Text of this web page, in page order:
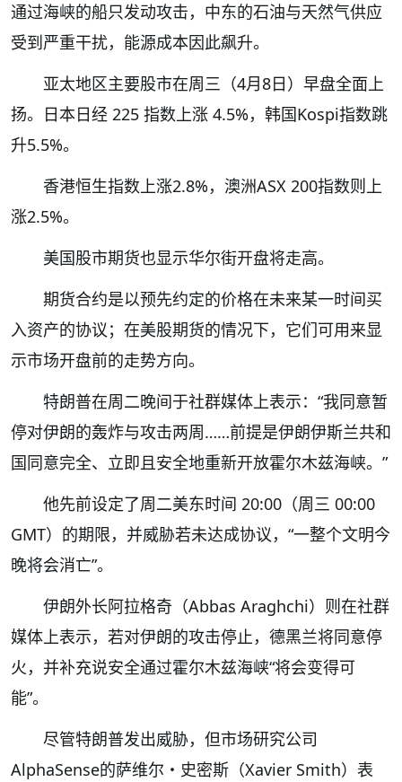
通过海峡的船只发动攻击，中东的石油与天然气供应
受到严重干扰，能源成本因此飙升。
亚太地区主要股市在周三（4月8日）早盘全面上
扬。日本日经 225 指数上涨 4.5%，韩国Kospi指数跳
升5.5%。
香港恒生指数上涨2.8%，澳洲ASX 200指数则上
涨2.5%。
美国股市期货也显示华尔街开盘将走高。
期货合约是以预先约定的价格在未来某一时间买
入资产的协议；在美股期货的情况下，它们可用来显
示市场开盘前的走势方向。
特朗普在周二晚间于社群媒体上表示：“我同意暂
停对伊朗的轰炸与攻击两周……前提是伊朗伊斯兰共和
国同意完全、立即且安全地重新开放霍尔木兹海峡。”
他先前设定了周二美东时间 20:00（周三 00:00
GMT）的期限，并威胁若未达成协议，“一整个文明今
晚将会消亡”。
伊朗外长阿拉格奇（Abbas Araghchi）则在社群
媒体上表示，若对伊朗的攻击停止，德黑兰将同意停
火，并补充说安全通过霍尔木兹海峡“将会变得可
能”。
尽管特朗普发出威胁，但市场研究公司
AlphaSense的萨维尔・史密斯（Xavier Smith）表